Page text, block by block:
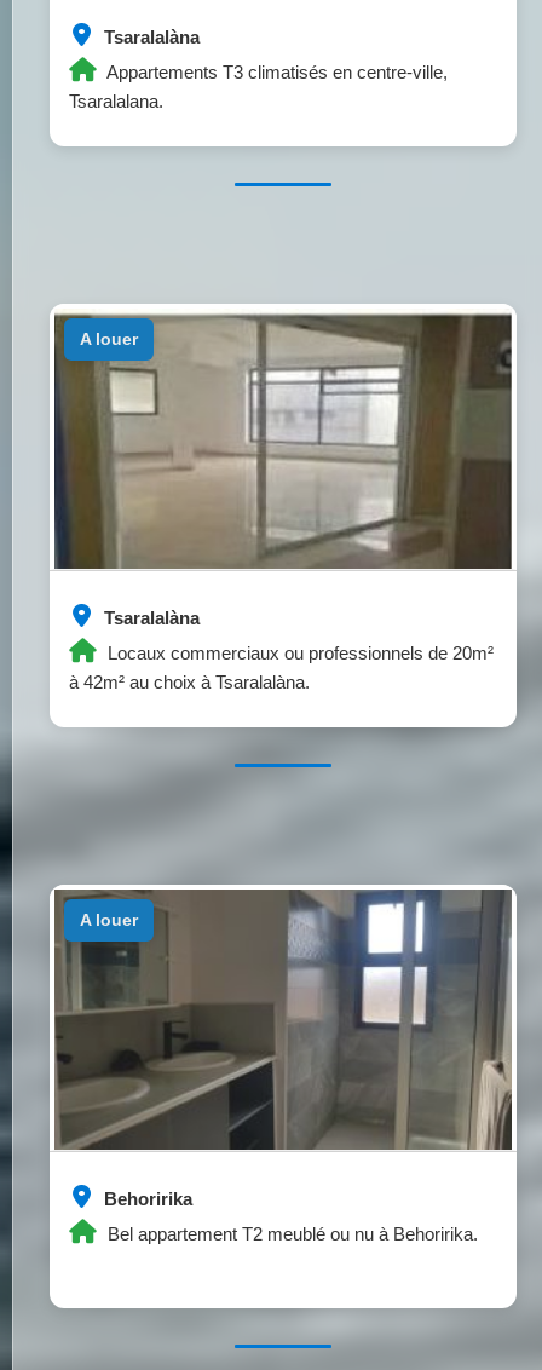
Tsaralalàna
Appartements T3 climatisés en centre-ville,
Tsaralalana.
Tsaralalàna
Locaux commerciaux ou professionnels de 20m²
à 42m² au choix à Tsaralalàna.
a louer
Behoririka
Bel appartement T2 meublé ou nu à Behoririka.
a louer